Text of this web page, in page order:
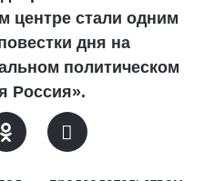
центре стали одним
дня на
политическом
Россия».